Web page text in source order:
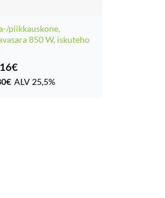
piikkauskone,
850 W, iskuteho
€
€ ALV 25,5%